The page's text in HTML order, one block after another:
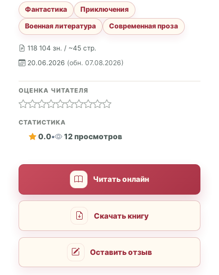
118 104 зн. / ~45 стр.
20.06.2026 (обн. 07.08.2026)
Фантастика
Приключения
Военная литература
Современная проза
ОЦЕНКА ЧИТАТЕЛЯ
СТАТИСТИКА
0.0• 12 просмотров
Читать онлайн
Скачать книгу
Оставить отзыв